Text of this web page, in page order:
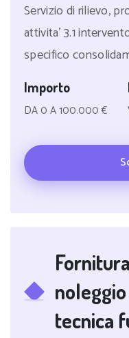
Servizio di rilievo,
attivita' 3.1
specifico
Importo
DA 0 A 100.000 €
tecnica